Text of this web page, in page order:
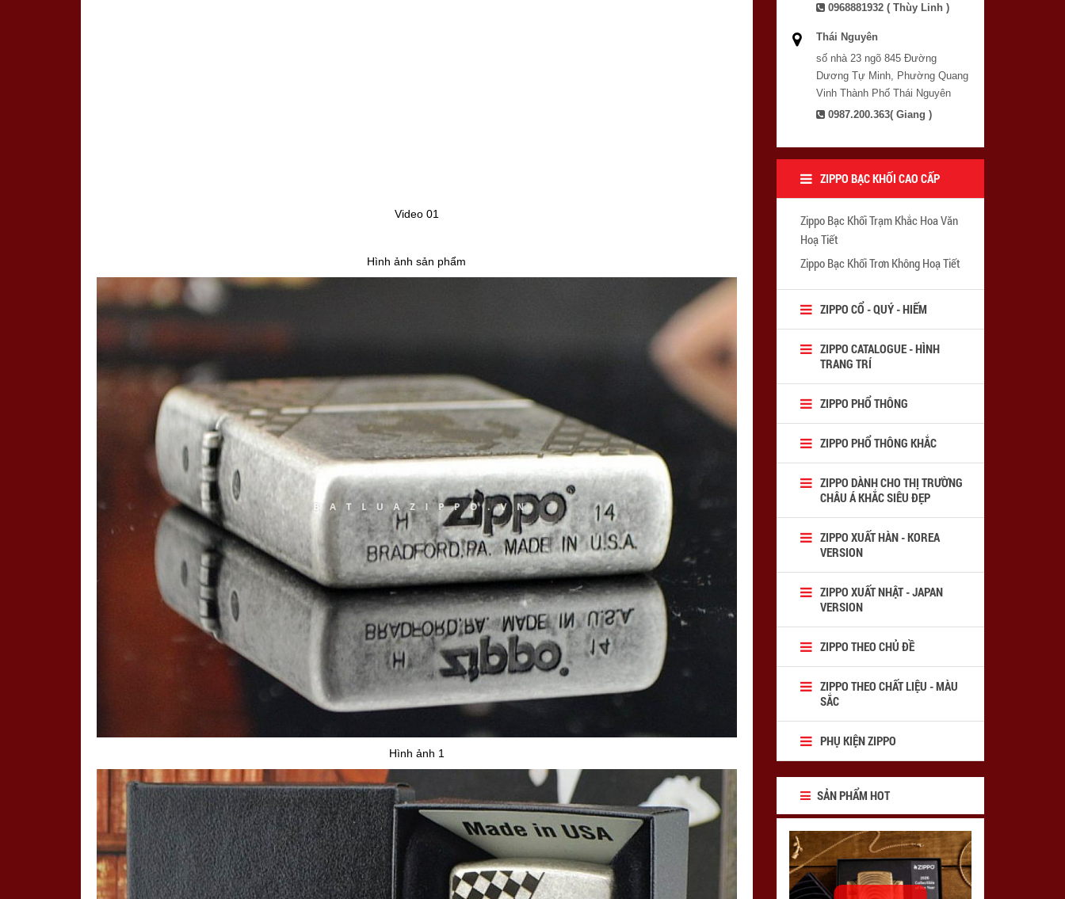
Video 01
Hình ảnh sản phẩm
Hình ảnh 1
0968881932 ( Thùy Linh )
Thái Nguyên
số nhà 23 ngõ 845 Đường
Dương Tự Minh, Phường Quang
Vinh Thành Phố Thái Nguyên
0987.200.363( Giang )
ZIPPO BẠC KHỐI CAO CẤP
Zippo Bạc Khối Trạm Khắc Hoa Văn
Hoạ Tiết
Zippo Bạc Khối Trơn Không Hoạ Tiết
ZIPPO CỔ - QUÝ - HIẾM
ZIPPO CATALOGUE - HÌNH
TRANG TRÍ
ZIPPO PHỔ THÔNG
ZIPPO PHỔ THÔNG KHẮC
ZIPPO DÀNH CHO THỊ TRƯỜNG
CHÂU Á KHẮC SIÊU ĐẸP
ZIPPO XUẤT HÀN - KOREA
VERSION
ZIPPO XUẤT NHẬT - JAPAN
VERSION
ZIPPO THEO CHỦ ĐỀ
ZIPPO THEO CHẤT LIỆU - MÀU
SẮC
PHỤ KIỆN ZIPPO
SẢN PHẨM HOT